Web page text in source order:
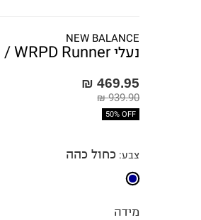
NEW BALANCE
נעלי WRPD Runner / נשים
469.95 ₪
939.90 ₪
50% OFF
צבע: כחול כהה
מידה